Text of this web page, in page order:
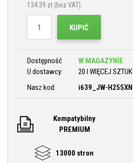
134.39 zł (bez VAT)
KUPIĆ
Dostępność
W MAGAZYNIE
U dostawcy:
20 I WIĘCEJ SZTUK
Nasz kod:
i639_JW-H255XN
Kompatybilny
PREMIUM
13000 stron